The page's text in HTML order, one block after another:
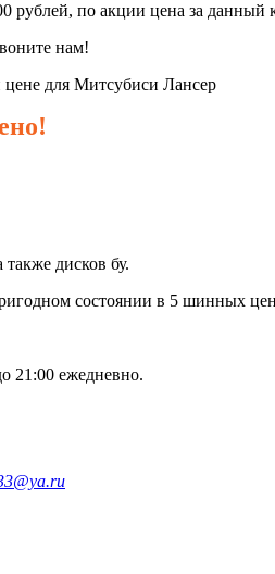
рублей, по акции цена за
нам!
дисков бу.
состоянии в 5 шинных
21:00 ежедневно.